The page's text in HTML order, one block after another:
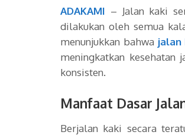
ADAKAMI – Jalan kaki
dilakukan oleh semua
menunjukkan bahwa jalan
meningkatkan kesehatan
konsisten.
Manfaat Dasar
Berjalan kaki secara